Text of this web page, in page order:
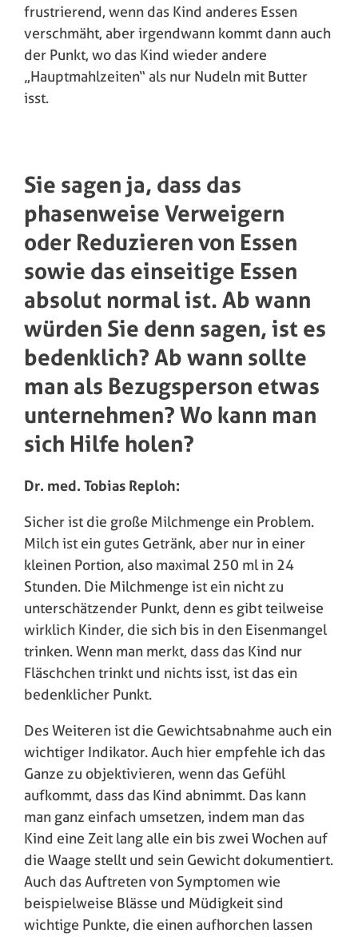
frustrierend, wenn das Kind anderes Essen
verschmäht, aber irgendwann kommt dann auch
der Punkt, wo das Kind wieder andere
„Hauptmahlzeiten“ als nur Nudeln mit Butter
isst.
Sie sagen ja, dass das
phasenweise Verweigern
oder Reduzieren von Essen
sowie das einseitige Essen
absolut normal ist. Ab wann
würden Sie denn sagen, ist es
bedenklich? Ab wann sollte
man als Bezugsperson etwas
unternehmen? Wo kann man
sich Hilfe holen?
Dr. med. Tobias Reploh:
Sicher ist die große Milchmenge ein Problem.
Milch ist ein gutes Getränk, aber nur in einer
kleinen Portion, also maximal 250 ml in 24
Stunden. Die Milchmenge ist ein nicht zu
unterschätzender Punkt, denn es gibt teilweise
wirklich Kinder, die sich bis in den Eisenmangel
trinken. Wenn man merkt, dass das Kind nur
Fläschchen trinkt und nichts isst, ist das ein
bedenklicher Punkt.
Des Weiteren ist die Gewichtsabnahme auch ein
wichtiger Indikator. Auch hier empfehle ich das
Ganze zu objektivieren, wenn das Gefühl
aufkommt, dass das Kind abnimmt. Das kann
man ganz einfach umsetzen, indem man das
Kind eine Zeit lang alle ein bis zwei Wochen auf
die Waage stellt und sein Gewicht dokumentiert.
Auch das Auftreten von Symptomen wie
beispielweise Blässe und Müdigkeit sind
wichtige Punkte, die einen aufhorchen lassen